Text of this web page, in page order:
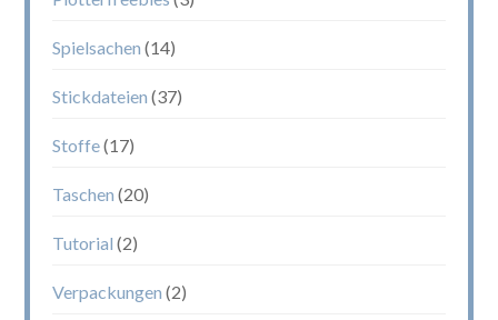
Spielsachen (14)
Stickdateien (37)
Stoffe(17)
Taschen (20)
Tutorial (2)
Verpackungen (2)